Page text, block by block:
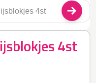
4st